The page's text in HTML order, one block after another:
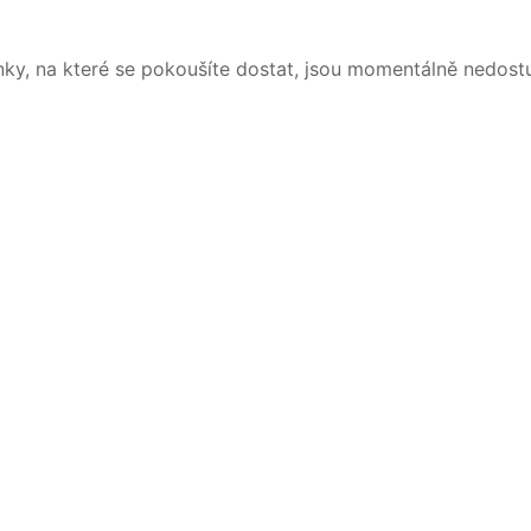
na které se pokoušíte dostat, jsou momentálně